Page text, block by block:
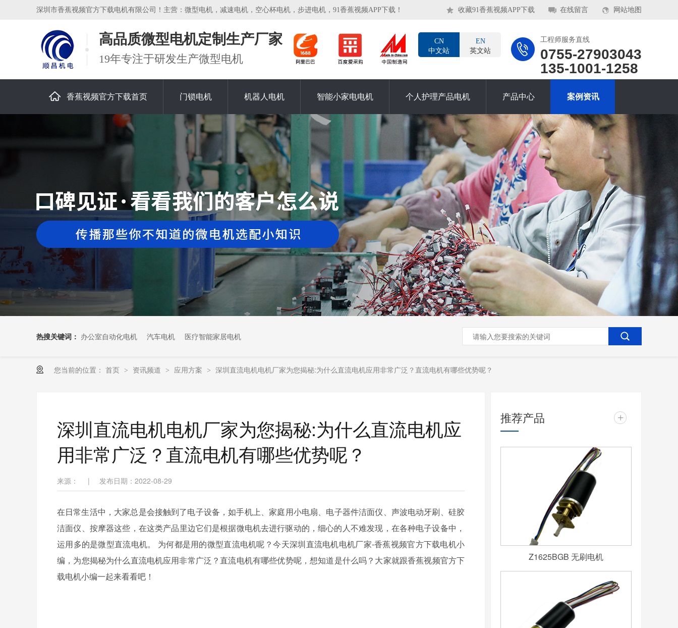
收藏91香蕉视频APP下载 在线留言 网站地图
深圳市香蕉视频官方下载电机有限公司！主营：微型电机，减速电机，空心杯电机，步进电机，91香蕉视频APP下载！
高品质微型电机定制生产厂家
19年专注于研发生产微型电机
工程师服务直线
0755-27903043
135-1001-1258
CN
中文站
EN
英文站
香蕉视频官方下载首页 门锁电机 机器人电机 智能小家电电机 个人护理产品电机 产品中心 案例资讯
关于香蕉视频官方下载
热搜关键词： 办公室自动化电机 汽车电机 医疗智能家居电机
您当前的位置： 首页 > 资讯频道 > 应用方案 > 深圳直流电机电机厂家为您揭秘:为什么直流电机应用非常广泛？直流电机有哪些优势呢？
深圳直流电机电机厂家为您揭秘:为什么直流电机应
用非常广泛？直流电机有哪些优势呢？
来源： | 发布日期：2022-08-29
在日常生活中，大家总是会接触到了电子设备，如手机上、家庭用小电扇、电子器件洁面仪、声波电动牙刷、硅胶
洁面仪、按摩器这些，在这类产品里边它们是根据微电机去进行驱动的，细心的人不难发现，在各种电子设备中，
运用多的是微型直流电机。 为何都是用的微型直流电机呢？今天深圳直流电机电机厂家-香蕉视频官方下载电机小
编，为您揭秘为什么直流电机应用非常广泛？直流电机有哪些优势呢，想知道是什么吗？大家就跟香蕉视频官方下
载电机小编一起来看看吧！
推荐产品 +
Z1625BGB 无刷电机